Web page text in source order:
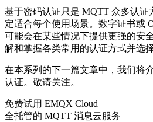
基于密码认证只是 MQTT 众多认证
定适合每个使用场景。数字证书或
可能会在某些情况下提供更强的安
解和掌握各类常用的认证方式并选
在本系列的下一篇文章中，我们将
认证。敬请关注。
免费试用 EMQX Cloud
全托管的 MQTT 消息云服务